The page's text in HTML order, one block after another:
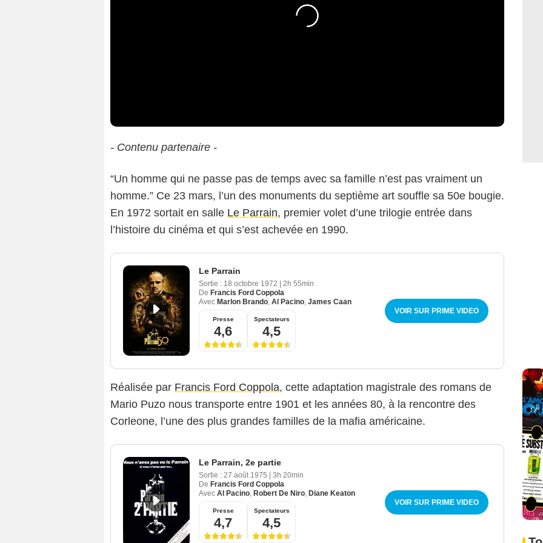
- Contenu partenaire -
“Un homme qui ne passe pas de temps avec sa famille n’est pas vraiment un
homme.” Ce 23 mars, l’un des monuments du septième art souffle sa 50e bougie.
En 1972 sortait en salle Le Parrain, premier volet d’une trilogie entrée dans
l’histoire du cinéma et qui s’est achevée en 1990.
Le Parrain
Sortie : 18 octobre 1972
2h 55min
De Francis Ford Coppola
Avec Marlon Brando, Al Pacino, James Caan
Presse
4,6
Spectateurs
4,5
VOIR SUR PRIME VIDEO
Réalisée par Francis Ford Coppola, cette adaptation magistrale des romans de
Mario Puzo nous transporte entre 1901 et les années 80, à la rencontre des
Corleone, l’une des plus grandes familles de la mafia américaine.
Le Parrain, 2e partie
Sortie : 27 août 1975
3h 20min
De Francis Ford Coppola
Avec Al Pacino, Robert De Niro, Diane Keaton
Presse
4,7
Spectateurs
4,5
VOIR SUR PRIME VIDEO